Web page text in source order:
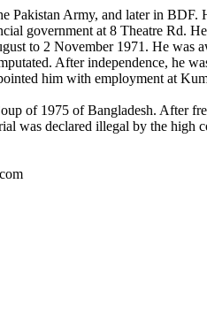
Pakistan Army, and later in
government at 8 Theatre Rd.
to 2 November 1971. He
After independence, he
him with employment at
of 1975 of Bangladesh. After
was declared illegal by the high